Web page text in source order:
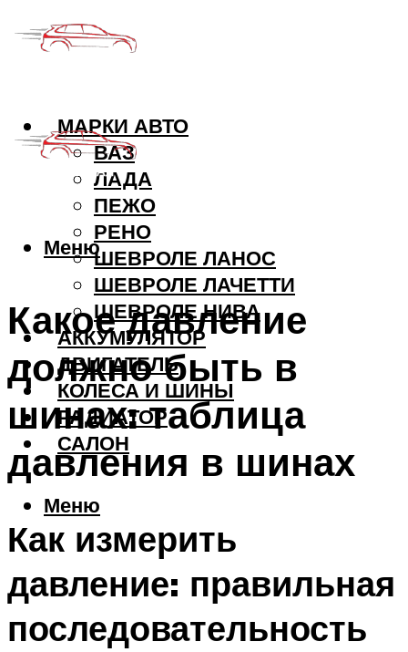
МАРКИ АВТО
ВАЗ
ЛАДА
ПЕЖО
РЕНО
ШЕВРОЛЕ ЛАНОС
ШЕВРОЛЕ ЛАЧЕТТИ
ШЕВРОЛЕ НИВА
АККУМУЛЯТОР
ДВИГАТЕЛЬ
КОЛЕСА И ШИНЫ
РАДИАТОР
САЛОН
Меню
Меню
Какое давление
должно быть в
шинах: таблица
давления в шинах
Как измерить
давление: правильная
последовательность